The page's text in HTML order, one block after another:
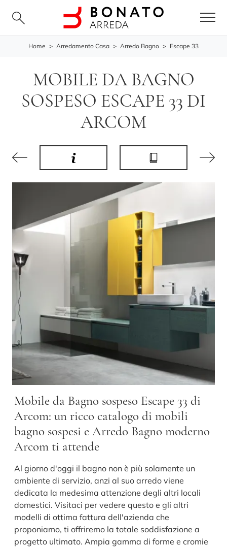
Home > Arredamento Casa > Arredo Bagno > Escape 33
MOBILE DA BAGNO
SOSPESO ESCAPE 33 DI
ARCOM
Mobile da Bagno sospeso Escape 33 di
Arcom: un ricco catalogo di mobili
bagno sospesi e Arredo Bagno moderno
Arcom ti attende
Al giorno d'oggi il bagno non è più solamente un
ambiente di servizio, anzi al suo arredo viene
dedicata la medesima attenzione degli altri locali
domestici. Visitaci per vedere questo e gli altri
modelli di ottima fattura dell'azienda che
proponiamo, ti offriremo la totale soddisfazione a
progetto ultimato. Ampia gamma di forme e cromie